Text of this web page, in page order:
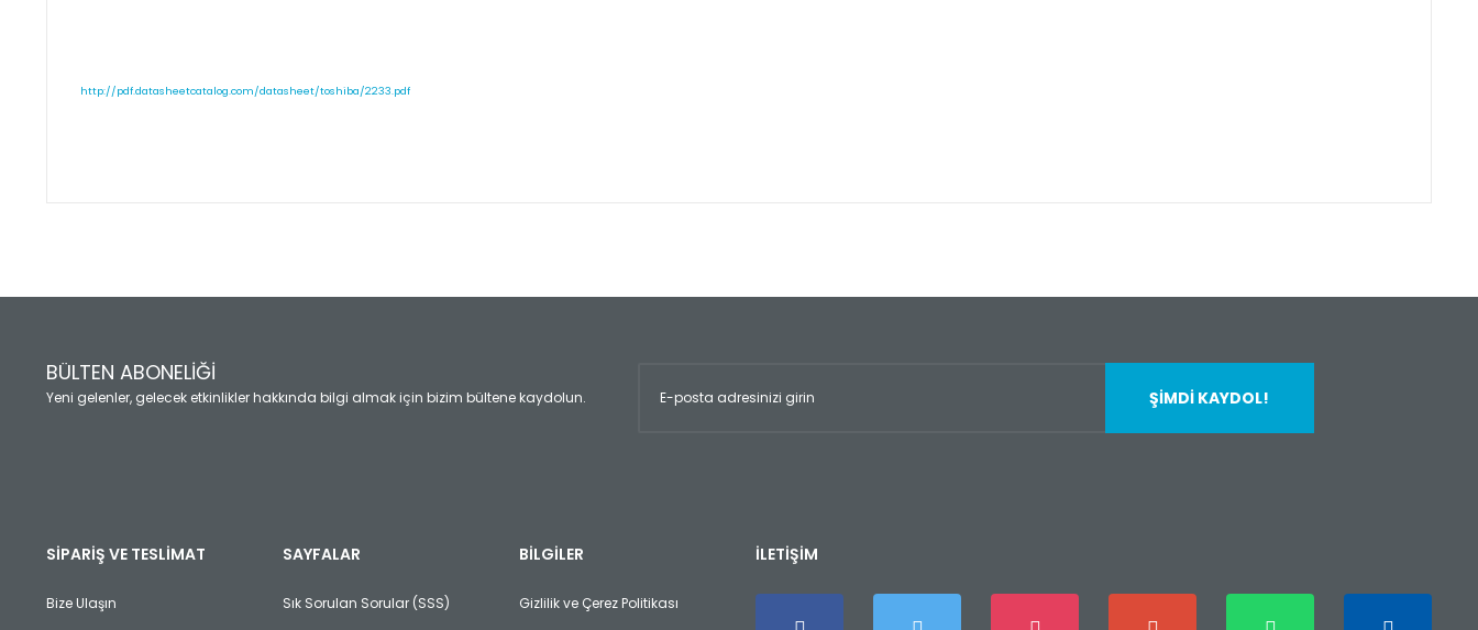
http://pdf.datasheetcatalog.com/datasheet/toshiba/2233.pdf
Yorum Yaz
Ürün açıklamasında eksik bilgiler bulunuyor.
Ürün fiyatı diğer sitelerden daha pahalı.
Bu ürüne benzer farklı alternatifler olmalı.
BÜLTEN ABONELİĞİ
Yeni gelenler, gelecek etkinlikler hakkında bilgi almak için bizim bültene kaydolun. ŞİMDİ KAYDOL!
SİPARİŞ VE TESLİMAT
Bize Ulaşın
SAYFALAR
Sık Sorulan Sorular (SSS)
BİLGİLER
Gizlilik ve Çerez Politikası
İLETİŞİM